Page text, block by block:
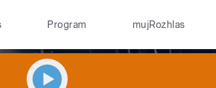
Program mujRozhlas